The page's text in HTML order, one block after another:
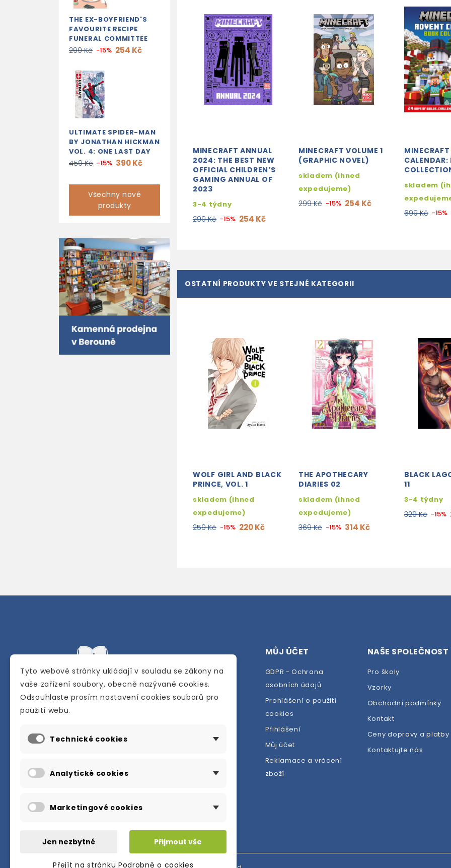
THE EX-BOYFRIEND'S
FAVOURITE RECIPE
FUNERAL COMMITTEE
299 Kč -15% 254 Kč
ULTIMATE SPIDER-MAN
BY JONATHAN HICKMAN
VOL. 4: ONE LAST DAY
459 Kč -15% 390 Kč
Všechny nové
produkty
MINECRAFT ANNUAL
2024: THE BEST NEW
OFFICIAL CHILDREN’S
GAMING ANNUAL OF
2023
3-4 týdny
299 Kč -15% 254 Kč
MINECRAFT VOLUME 1
(GRAPHIC NOVEL)
skladem (ihned
expedujeme)
299 Kč -15% 254 Kč
CALENDAR:
skladem
699 Kč -15%
OSTATNÍ PRODUKTY VE STEJNÉ KATEGORII
WOLF GIRL AND BLACK
PRINCE, VOL. 1
skladem (ihned
expedujeme)
259 Kč -15% 220 Kč
THE APOTHECARY
DIARIES 02
skladem (ihned
expedujeme)
369 Kč -15% 314 Kč
BLACK
11
3-4 týdny
329 Kč -15%
Internetové a kamenné knihkupectví se
anglického jazyka.
Karly Machové 48 Beroun 266 01
info@englishbooks.cz
MŮJ ÚČET
GDPR - Ochrana
osobních údajů
Prohlášení o použití
cookies
Přihlášení
Můj účet
Reklamace a vrácení
zboží
NAŠE SPOLEČNOST
Pro školy
Vzorky
Obchodní podmínky
Kontakt
Ceny dopravy a platby
Kontaktujte nás
Tyto webové stránky ukládají v souladu se zákony na
vaše zařízení soubory, obecně nazývané cookies.
Odsouhlaste prosím nastavení cookies souborů pro
použití webu.
Technické cookies
Analytické cookies
Marketingové cookies
Jen nezbytné Přijmout vše
Přejít na stránku Podrobně o cookies